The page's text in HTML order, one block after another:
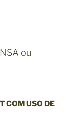
ou
COM USO DE